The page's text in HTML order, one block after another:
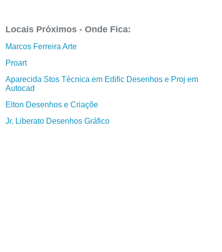
Locais Próximos - Onde Fica:
Marcos Ferreira Arte
Proart
Aparecida Stos Técnica em Edific Desenhos e Proj em
Autocad
Elton Desenhos e Criaçõe
Jr. Liberato Desenhos Gráfico